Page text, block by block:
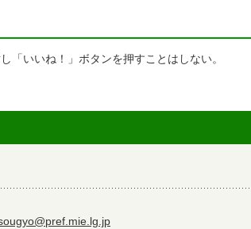
「いいね！」ボタンを押すことはしない。